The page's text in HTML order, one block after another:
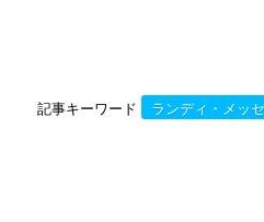
記事キーワード ランディ・メッ